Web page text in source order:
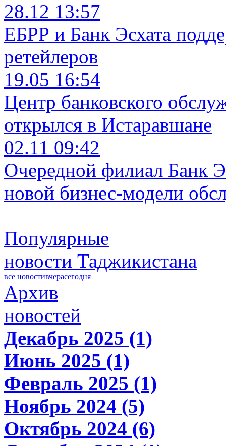
28.12 13:57
ЕБРР и Банк Эсхата
ретейлеров
19.05 16:54
Центр банковского
открылся в Истаравшане
02.11 09:42
Очередной филиал Банк
новой бизнес-модели
Популярные
новости Таджикистана
все новостивчерасегодня
Архив
новостей
Декабрь 2025 (1)
Июнь 2025 (1)
Февраль 2025 (1)
Ноябрь 2024 (5)
Октябрь 2024 (6)